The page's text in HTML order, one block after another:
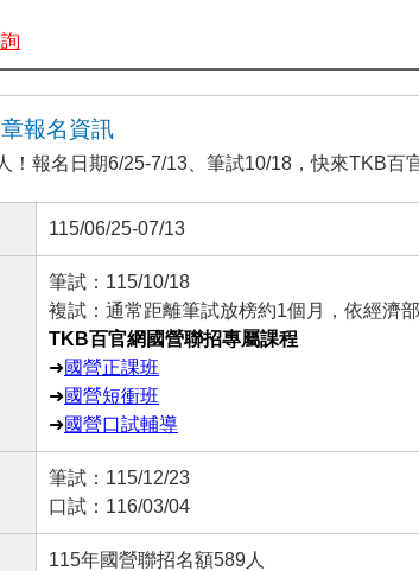
報名資訊
！報名日期6/25-7/13、筆試10/18，快來TKB百
115/06/25-07/13
筆試：115/10/18
複試：通常距離筆試放榜約1個月，依經濟部
TKB百官網國營聯招專屬課程
➜國營正課班
➜國營短衝班
➜國營口試輔導
筆試：115/12/23
口試：116/03/04
115年國營聯招名額589人